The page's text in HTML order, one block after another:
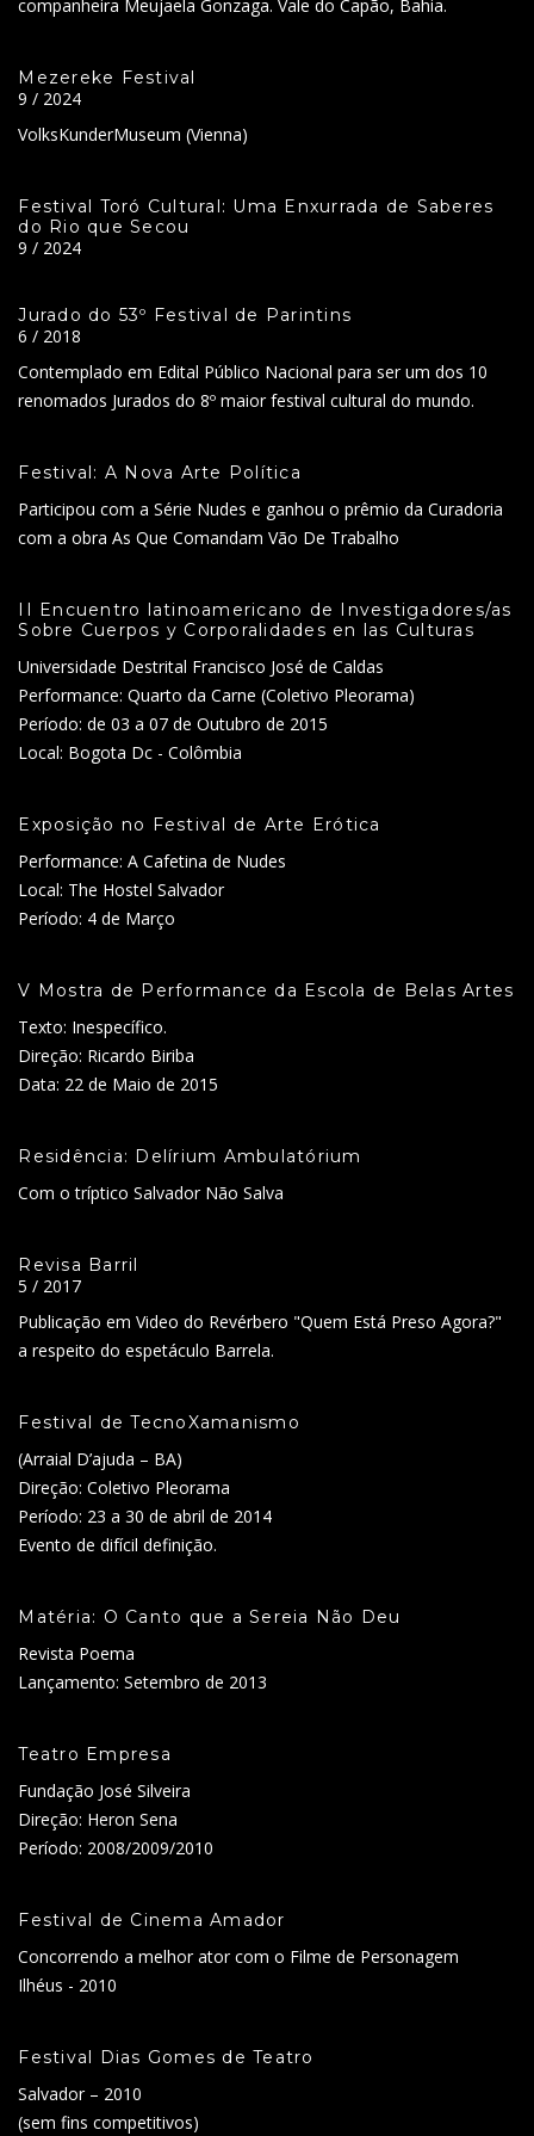
companheira Meujaela Gonzaga. Vale do Capão, Bahia.
Mezereke Festival
9 / 2024
VolksKunderMuseum (Vienna)
Festival Toró Cultural: Uma Enxurrada de Saberes
do Rio que Secou
9 / 2024
Jurado do 53º Festival de Parintins
6 / 2018
Contemplado em Edital Público Nacional para ser um dos 10
renomados Jurados do 8º maior festival cultural do mundo.
Festival: A Nova Arte Política
Participou com a Série Nudes e ganhou o prêmio da Curadoria
com a obra As Que Comandam Vão De Trabalho
II Encuentro latinoamericano de Investigadores/as
Sobre Cuerpos y Corporalidades en las Culturas
Universidade Destrital Francisco José de Caldas
Performance: Quarto da Carne (Coletivo Pleorama)
Período: de 03 a 07 de Outubro de 2015
Local: Bogota Dc - Colômbia
Exposição no Festival de Arte Erótica
Performance: A Cafetina de Nudes
Local: The Hostel Salvador
Período: 4 de Março
V Mostra de Performance da Escola de Belas Artes
Texto: Inespecífico.
Direção: Ricardo Biriba
Data: 22 de Maio de 2015
Residência: Delírium Ambulatórium
Com o tríptico Salvador Não Salva
Revisa Barril
5 / 2017
Publicação em Video do Revérbero "Quem Está Preso Agora?"
a respeito do espetáculo Barrela.
Festival de TecnoXamanismo
(Arraial D’ajuda – BA)
Direção: Coletivo Pleorama
Período: 23 a 30 de abril de 2014
Evento de difícil definição.
Matéria: O Canto que a Sereia Não Deu
Revista Poema
Lançamento: Setembro de 2013
Teatro Empresa
Fundação José Silveira
Direção: Heron Sena
Período: 2008/2009/2010
Festival de Cinema Amador
Concorrendo a melhor ator com o Filme de Personagem
Ilhéus - 2010
Festival Dias Gomes de Teatro
Salvador – 2010
(sem fins competitivos)